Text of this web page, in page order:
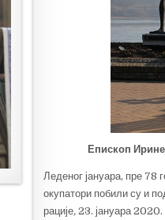
Епископ
Леденог јануара, пре 78
окупатори побили су и
рације,23. јануара 2020.